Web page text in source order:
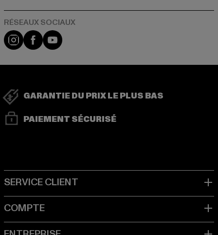
Visit our Instagram page:
Visit our Facebook page:
Visit our YouTube channel:
GARANTIE DU PRIX LE PLUS BAS
PAIEMENT SÉCURISÉ